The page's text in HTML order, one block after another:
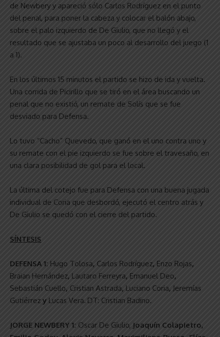
de Newbery y apareció sólo Carlos Rodríguez en el punto
del penal, para poner la cabeza y colocar el balón abajo,
sobre el palo izquierdo de De Giulio, que no llegó y el
resultado que se ajustaba un poco al desarrollo del juego (1
a 1).
En los últimos 15 minutos el partido se hizo de ida y vuelta.
Una corrida de Picirillo que se tiró en el área buscando un
penal que no existió, un remate de Solís que se fue
desviado para Defensa.
Lo tuvo “Cacho” Quevedo, que ganó en el uno contra uno y
su remate con el pie izquierdo se fue sobre el travesaño, en
una clara posibilidad de gol para el local.
La última del cotejo fue para Defensa con una buena jugada
individual de Coria que desbordó, ejecutó el centro atrás y
De Giulio se quedó con el cierre del partido.
SÍNTESIS
DEFENSA 1: Hugo Tolosa, Carlos Rodríguez, Enzo Rojas,
Braian Hernández, Lautaro Ferreyra, Emanuel Deo,
Sebastián Cuello, Cristian Astrada, Luciano Coria, Jeremías
Gutiérrez y Lucas Vera. DT: Cristian Badino.
JORGE NEWBERY 1: Oscar De Giulio, Joaquín Colapietro,